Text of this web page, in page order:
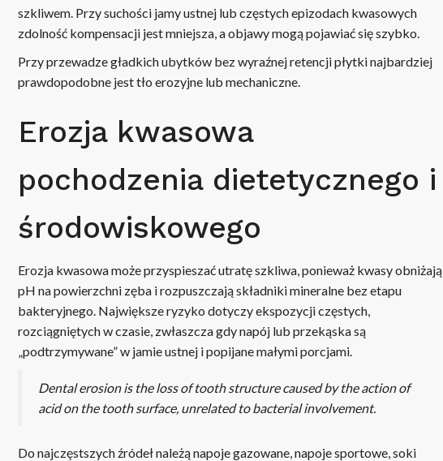
szkliwem. Przy suchości jamy ustnej lub częstych epizodach kwasowych
zdolność kompensacji jest mniejsza, a objawy mogą pojawiać się szybko.
Przy przewadze gładkich ubytków bez wyraźnej retencji płytki najbardziej
prawdopodobne jest tło erozyjne lub mechaniczne.
Erozja kwasowa
pochodzenia dietetycznego i
środowiskowego
Erozja kwasowa może przyspieszać utratę szkliwa, ponieważ kwasy obniżają
pH na powierzchni zęba i rozpuszczają składniki mineralne bez etapu
bakteryjnego. Największe ryzyko dotyczy ekspozycji częstych,
rozciągniętych w czasie, zwłaszcza gdy napój lub przekąska są
„podtrzymywane” w jamie ustnej i popijane małymi porcjami.
Dental erosion is the loss of tooth structure caused by the action of
acid on the tooth surface, unrelated to bacterial involvement.
Do najczęstszych źródeł należą napoje gazowane, napoje sportowe, soki